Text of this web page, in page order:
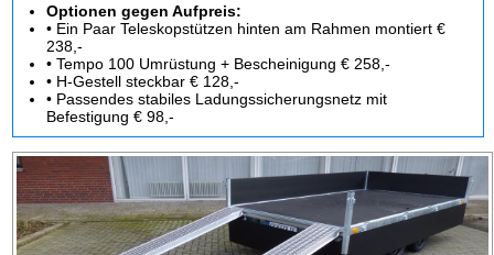
Optionen gegen Aufpreis:
• Ein Paar Teleskopstützen hinten am Rahmen montiert €
238,-
• Tempo 100 Umrüstung + Bescheinigung € 258,-
• H-Gestell steckbar € 128,-
• Passendes stabiles Ladungssicherungsnetz mit
Befestigung € 98,-